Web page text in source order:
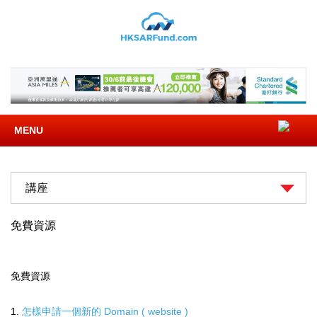
MENU
講座
免費資源
免費資源
1. 怎樣申請一個新的 Domain ( website )